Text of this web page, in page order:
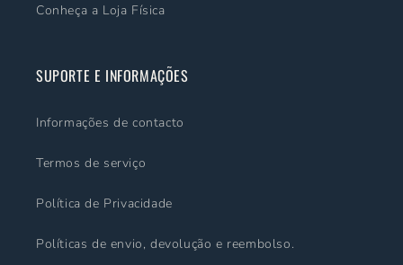
Conheça a Loja Física
SUPORTE E INFORMAÇÕES
Informações de contacto
Termos de serviço
Política de Privacidade
Políticas de envio, devolução e reembolso.